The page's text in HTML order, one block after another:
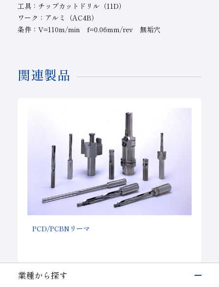
業種から探す
工具：チップカットドリル（11D）
ワーク：アルミ（AC4B）
条件：V=110m/min f=0.06mm/rev 無垢穴
関連製品
PCD/PCBNリーマ